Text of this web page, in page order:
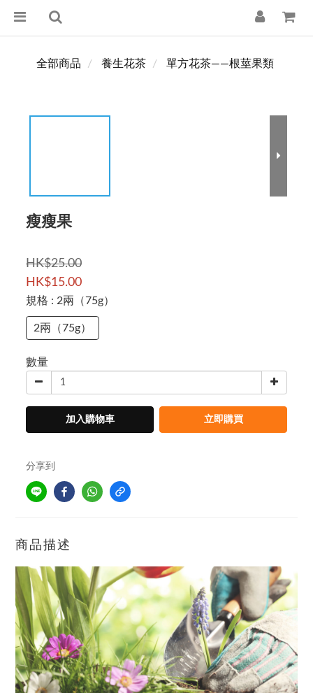
全部商品 養生花茶 單方花茶——根莖果類
瘦瘦果
HK$25.00
HK$15.00
規格 : 2兩（75g）
2兩（75g）
數量
加入購物車 立即購買
分享到
商品描述